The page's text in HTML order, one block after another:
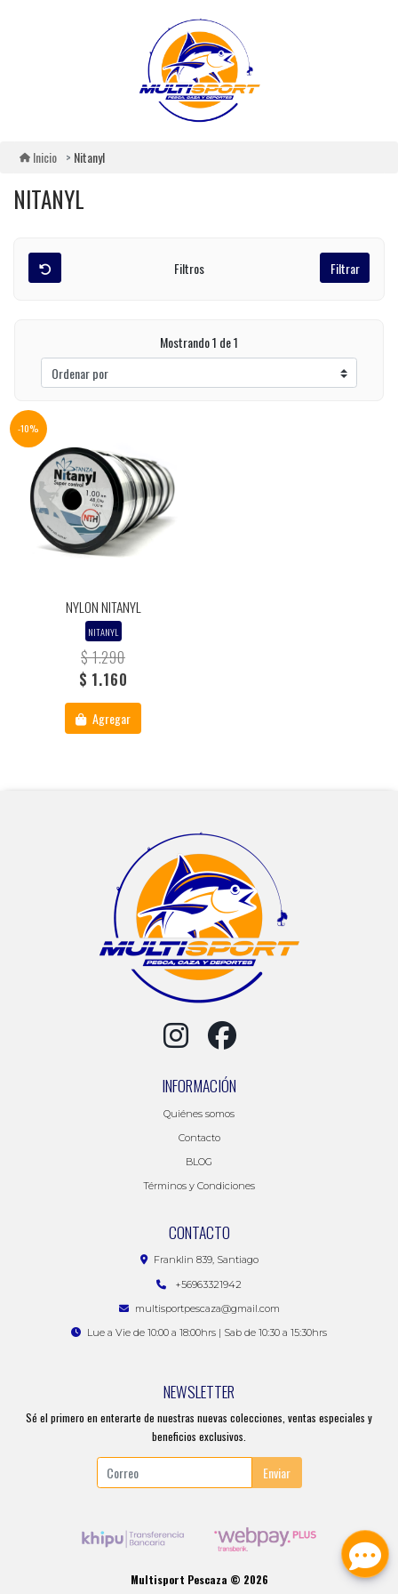
Inicio Nitanyl
NITANYL
Filtros Filtrar
Mostrando 1 de 1
-10%
NYLON NITANYL
NITANYL
$ 1.290
$ 1.160
Agregar
INFORMACIÓN
Quiénes somos
Contacto
BLOG
Términos y Condiciones
CONTACTO
Franklin 839, Santiago
+56963321942
multisportpescaza@gmail.com
Lue a Vie de 10:00 a 18:00hrs | Sab de 10:30 a 15:30hrs
NEWSLETTER
Sé el primero en enterarte de nuestras nuevas colecciones, ventas especiales y
beneficios exclusivos.
Enviar
Multisport Pescaza © 2026